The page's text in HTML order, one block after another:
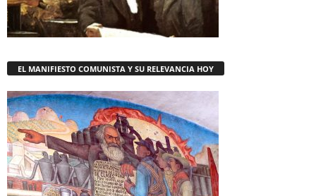
EL MANIFIESTO COMUNISTA Y SU RELEVANCIA HOY